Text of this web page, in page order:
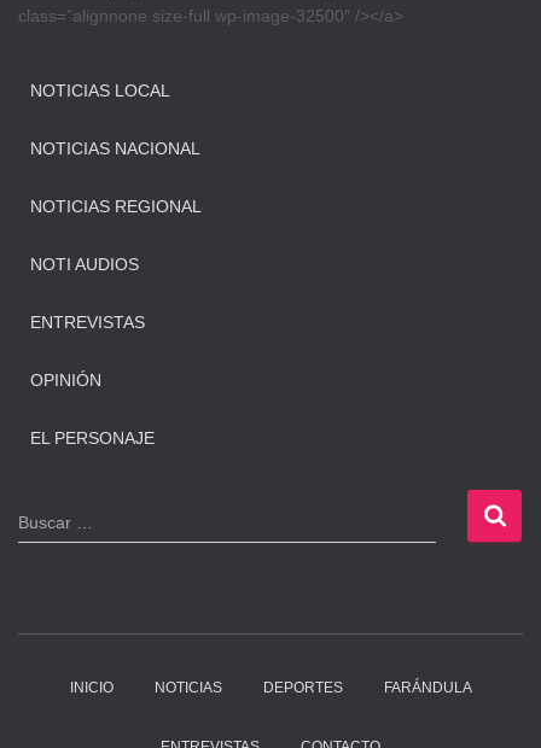
class=”alignnone size-full wp-image-32500″ /></a>
NOTICIAS LOCAL
NOTICIAS NACIONAL
NOTICIAS REGIONAL
NOTI AUDIOS
ENTREVISTAS
OPINIÓN
EL PERSONAJE
B
u
Buscar …
INICIO NOTICIAS DEPORTES FARÁNDULA